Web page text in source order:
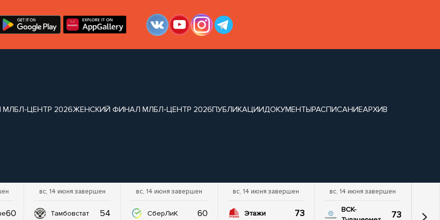
ЦЕНТР 2026ЖЕНСКИЙ ФИНАЛ МЛБЛ-ЦЕНТР 2026ПУБЛИКАЦИИДОКУМЕНТЫРАСПИСАНИЕАРХИВ
60
вс, 14 июня завершен
Тамбовстат 54
вс, 14 июня завершен
СберЛиК 60
вс, 14 июня завершен
Этажи 73
вс, 14 июня завершен
ВСК-
73